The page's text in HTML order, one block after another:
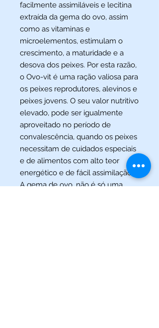
facilmente assimiláveis e lecitina
extraída da gema do ovo, assim
como as vitaminas e
microelementos, estimulam o
crescimento, a maturidade e a
desova dos peixes. Por esta razão,
o Ovo-vit é uma ração valiosa para
os peixes reprodutores, alevinos e
peixes jovens. O seu valor nutritivo
elevado, pode ser igualmente
aproveitado no período de
convalescência, quando os peixes
necessitam de cuidados especiais
e de alimentos com alto teor
energético e de fácil assimilação.
A gema de ovo, não é só uma